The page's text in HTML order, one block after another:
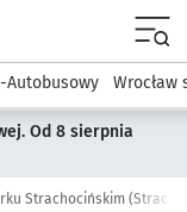
Autobusowy Wrocław
Od 8 sierpnia
Strachocińskim